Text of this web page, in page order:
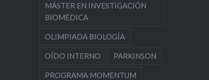
MÁSTER EN INVESTIGACIÓN
BIOMÉDICA
OLIMPIADA BIOLOGÍA
OÍDO INTERNO PARKINSON
PROGRAMA MOMENTUM